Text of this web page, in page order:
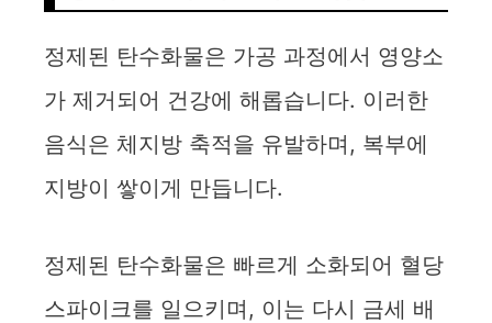
정제된 탄수화물은 가공 과정에서 영양소
가 제거되어 건강에 해롭습니다. 이러한
음식은 체지방 축적을 유발하며, 복부에
지방이 쌓이게 만듭니다.
정제된 탄수화물은 빠르게 소화되어 혈당
스파이크를 일으키며, 이는 다시 금세 배